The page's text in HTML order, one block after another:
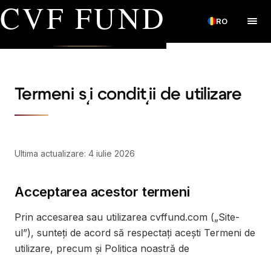
CVF FUND RO
Termeni și condiții de utilizare
Ultima actualizare: 4 iulie 2026
Acceptarea acestor termeni
Prin accesarea sau utilizarea cvffund.com („Site-
ul”), sunteți de acord să respectați acești Termeni de
utilizare, precum și Politica noastră de